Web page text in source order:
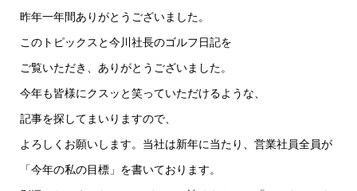
昨年一年間ありがとうございました。
このトピックスと今川社長のゴルフ日記を
ご覧いただき、ありがとうございました。
今年も皆様にクスッと笑っていただけるような、
記事を探してまいりますので、
よろしくお願いします。 当社は新年に当たり、営業社員全員が
「今年の私の目標」 を書いております。